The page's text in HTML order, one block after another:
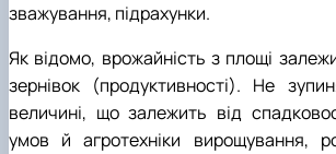
зважування, підрахунки.
Як відомо, врожайність з площі
зернівок (продуктивності). Не
величині, що залежить від
умов й агротехніки вирощування,